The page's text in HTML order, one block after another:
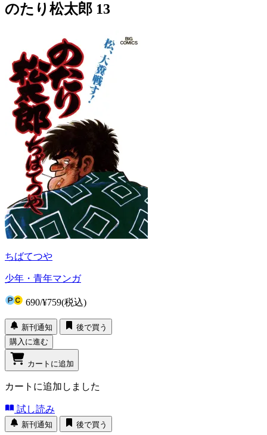
のたり松太郎 13
ちばてつや
少年・青年マンガ
690/¥759(税込)
新刊通知
後で買う
購入に進む
カートに追加
カートに追加しました
試し読み
新刊通知 後で買う